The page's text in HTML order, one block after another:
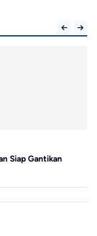
Siap Gantikan